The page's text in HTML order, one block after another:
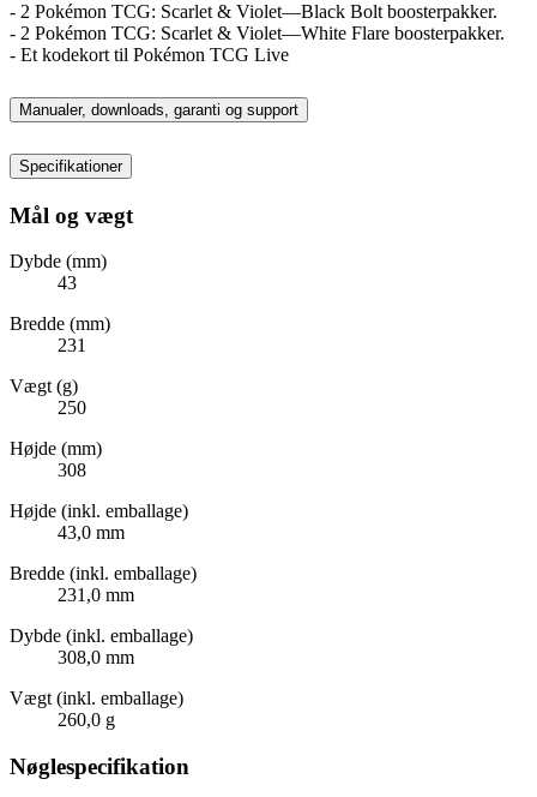
- 2 Pokémon TCG: Scarlet & Violet—Black Bolt boosterpakker.
- 2 Pokémon TCG: Scarlet & Violet—White Flare boosterpakker.
- Et kodekort til Pokémon TCG Live
Manualer, downloads, garanti og support
Specifikationer
Mål og vægt
Dybde (mm)
43
Bredde (mm)
231
Vægt (g)
250
Højde (mm)
308
Højde (inkl. emballage)
43,0 mm
Bredde (inkl. emballage)
231,0 mm
Dybde (inkl. emballage)
308,0 mm
Vægt (inkl. emballage)
260,0 g
Nøglespecifikation